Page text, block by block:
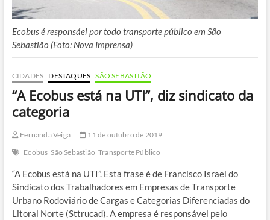
Ecobus é responsáel por todo transporte público em São
Sebastião (Foto: Nova Imprensa)
CIDADES DESTAQUES SÃO SEBASTIÃO
“A Ecobus está na UTI”, diz sindicato da
categoria
Fernanda Veiga
11 de outubro de 2019
Ecobus São Sebastião Transporte Público
“A Ecobus está na UTI”. Esta frase é de Francisco Israel do
Sindicato dos Trabalhadores em Empresas de Transporte
Urbano Rodoviário de Cargas e Categorias Diferenciadas do
Litoral Norte (Sttrucad). A empresa é responsável pelo